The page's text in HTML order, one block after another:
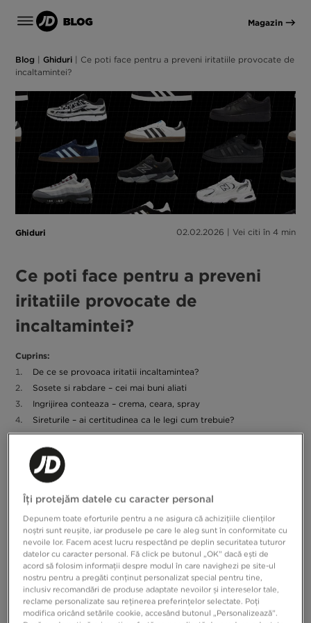
Magazin
Blog | Ghiduri | Ce poti face pentru a preveni iritatiile provocate de
incaltamintei?
Ghiduri 02.02.2026 | Vei citi în 4 min
Ce poti face pentru a preveni
iritatiile provocate de
incaltamintei?
Cuprins:
De ce se provoaca iritatii incaltamintea?
Sosete si rabdare – cei mai buni aliati
Ingrijirea conteaza – crema, ceara, spray
Sireturile – ai certitudinea ca le legi cum trebuie?
A sosit ziua. Iti iei o pereche noua de incaltaminte. Indiferent daca
ai ales-o direct de la JD sau ai primit-o prin curier, entuziasmul este
acelasi. Deschizi cutia, care e nou-nouta, desfaci ambalajul si iata-i:
noi tai sneakersi preferati. Vrei sa te bucuri de ei imediat, asa ca ii
incalti, faci primul pas si… simti dezamagire. Stii deja ca, desi arata
foarte fresh, iti vor aparea unele iritatii.
incepi sa te uiti la videouri online cu „trucuri-minune” pentru
incaltaminte, citeste ghidul nostru.Cunoastem metode care chiar
functioneaza si iti explicam cum este posibil ca si modelele de
calitate superioara sa provoace iritatii.
De ce se provoaca iritatii incaltamintea?
Motivul este simplu: pentru ca nu este facuta pe comanda.E nevoie
Îți protejăm datele cu caracter personal
Depunem toate eforturile pentru a ne asigura că achizițiile clienților
noștri sunt reușite, iar produsele pe care le aleg sunt în conformitate cu
nevoile lor. Facem acest lucru respectând pe deplin securitatea tuturor
datelor cu caracter personal. Fă click pe butonul „OK” dacă ești de
acord să folosim informații despre modul în care navighezi pe site-ul
nostru pentru a pregăti conținut personalizat special pentru tine,
inclusiv recomandări de produse adaptate nevoilor și intereselor tale,
reclame personalizate sau reținerea preferințelor selectate. Poți
modifica oricând setările cookie, accesând butonul „Personalizează”.